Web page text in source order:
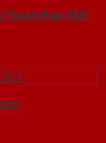
Xoan Đào-SGD